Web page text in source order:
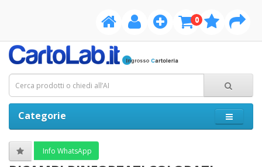
0
Categorie
Info WhatsApp